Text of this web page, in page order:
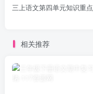
三上语文第四单元知识重点
相关推荐